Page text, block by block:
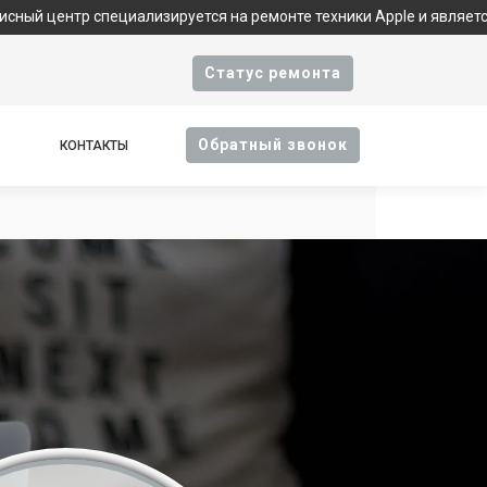
на ремонте техники Apple и является
Cтатус ремонта
КОНТАКТЫ Oбратный звонок